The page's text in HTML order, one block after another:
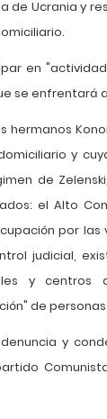
de Ucrania y
en
se enfrentará
hermanos
y
de
el Alto
por
judicial,
y centros
de
y